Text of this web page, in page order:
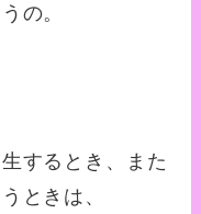
の。
するとき、また
ときは、